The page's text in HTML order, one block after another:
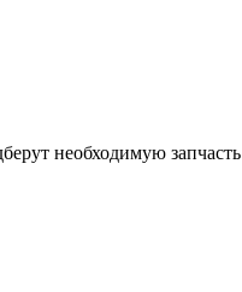
необходимую запчасть